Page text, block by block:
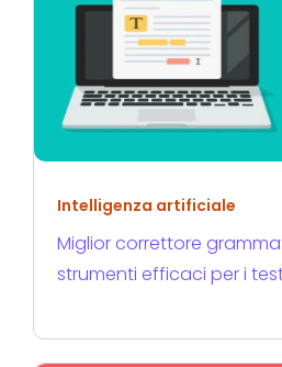
Intelligenza artificiale
Miglior correttore
strumenti efficaci per i